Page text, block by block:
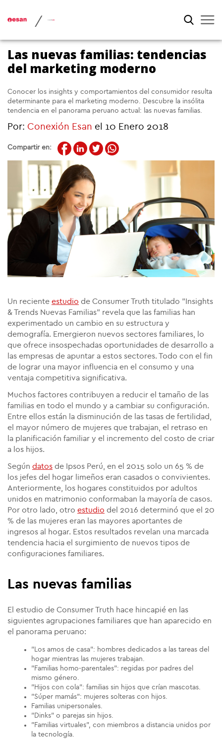
/
Las nuevas familias: tendencias
del marketing moderno
Conocer los insights y comportamientos del consumidor resulta
determinante para el marketing moderno. Descubre la insólita
tendencia en el panorama peruano actual: las nuevas familias.
Por: Conexión Esan el 10 Enero 2018
Compartir en:
Un reciente estudio de Consumer Truth titulado "Insights
& Trends Nuevas Familias" revela que las familias han
experimentado un cambio en su estructura y
demografía. Emergieron nuevos sectores familiares, lo
que ofrece insospechadas oportunidades de desarrollo a
las empresas de apuntar a estos sectores. Todo con el fin
de lograr una mayor influencia en el consumo y una
ventaja competitiva significativa.
Muchos factores contribuyen a reducir el tamaño de las
familias en todo el mundo y a cambiar su configuración.
Entre ellos están la disminución de las tasas de fertilidad,
el mayor número de mujeres que trabajan, el retraso en
la planificación familiar y el incremento del costo de criar
a los hijos.
Según datos de Ipsos Perú, en el 2015 solo un 65 % de
los jefes del hogar limeños eran casados o convivientes.
Anteriormente, los hogares constituidos por adultos
unidos en matrimonio conformaban la mayoría de casos.
Por otro lado, otro estudio del 2016 determinó que el 20
% de las mujeres eran las mayores aportantes de
ingresos al hogar. Estos resultados revelan una marcada
tendencia hacia el surgimiento de nuevos tipos de
configuraciones familiares.
Las nuevas familias
El estudio de Consumer Truth hace hincapié en las
siguientes agrupaciones familiares que han aparecido en
el panorama peruano:
"Los amos de casa": hombres dedicados a las tareas del
hogar mientras las mujeres trabajan.
"Familias homo-parentales": regidas por padres del
mismo género.
"Hijos con cola": familias sin hijos que crían mascotas.
"Súper mamás": mujeres solteras con hijos.
Familias unipersonales.
"Dinks" o parejas sin hijos.
"Familias virtuales", con miembros a distancia unidos por
la tecnología.